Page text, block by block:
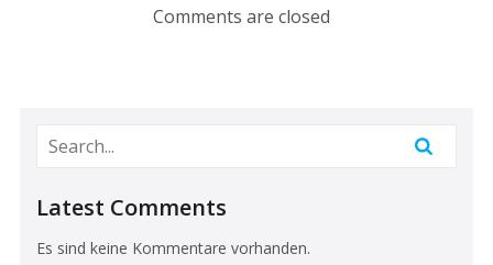
Comments are closed
Latest Comments
Es sind keine Kommentare vorhanden.